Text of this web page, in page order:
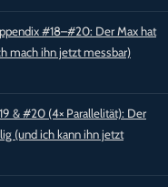
#18–#20: Der Max hat
mach ihn jetzt messbar)
& #20 (4× Parallelität): Der
(und ich kann ihn jetzt